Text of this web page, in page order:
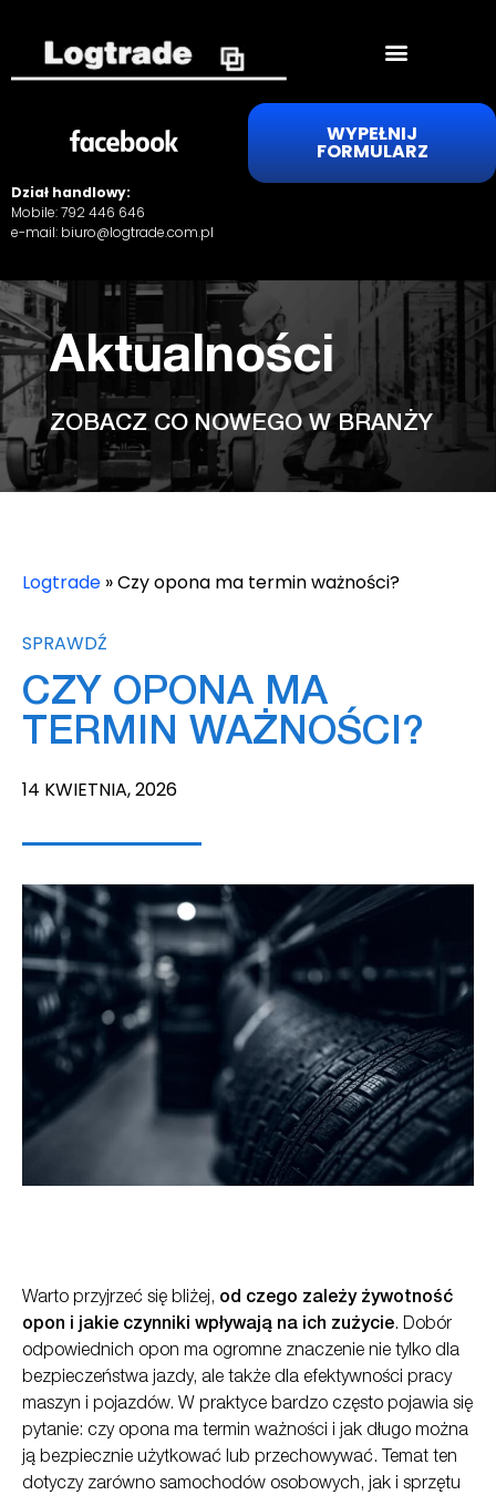
WYPEŁNIJ
FORMULARZ
Dział handlowy:
Mobile:792 446 646
e-mail: biuro@logtrade.com.pl
Aktualności
ZOBACZ CO NOWEGO W BRANŻY
Logtrade »Czy opona ma termin ważności?
SPRAWDŹ
CZY OPONA MA
TERMIN WAŻNOŚCI?
14 KWIETNIA, 2026
Warto przyjrzeć się bliżej, od czego zależy żywotność
opon i jakie czynniki wpływają na ich zużycie. Dobór
odpowiednich opon ma ogromne znaczenie nie tylko dla
bezpieczeństwa jazdy, ale także dla efektywności pracy
maszyn i pojazdów. W praktyce bardzo często pojawia się
pytanie: czy opona ma termin ważności i jak długo można
ją bezpiecznie użytkować lub przechowywać. Temat ten
dotyczy zarówno samochodów osobowych, jak i sprzętu